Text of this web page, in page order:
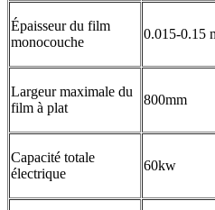
Épaisseur du film
monocouche
0.015-0.15
Largeur maximale du
film à plat
800mm
Capacité totale
électrique
60kw